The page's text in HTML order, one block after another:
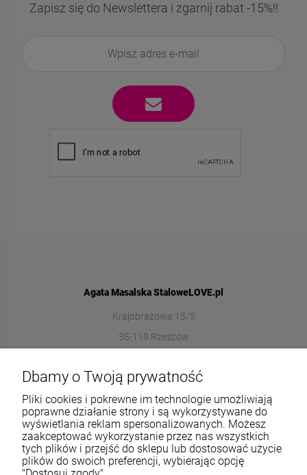
Zapisz się do Newslettera i zgarnij rabat -15%!!
Agata Masalska StaloweLOVE.pl
Krajobrazowa 13/5
35-119 Rzeszów
572989669
Informacje
O nas
Dbamy o Twoją prywatność
Pliki cookies i pokrewne im technologie umożliwiają
poprawne działanie strony i są wykorzystywane do
wyświetlania reklam spersonalizowanych. Możesz
zaakceptować wykorzystanie przez nas wszystkich
tych plików i przejść do sklepu lub dostosować użycie
plików do swoich preferencji, wybierając opcję